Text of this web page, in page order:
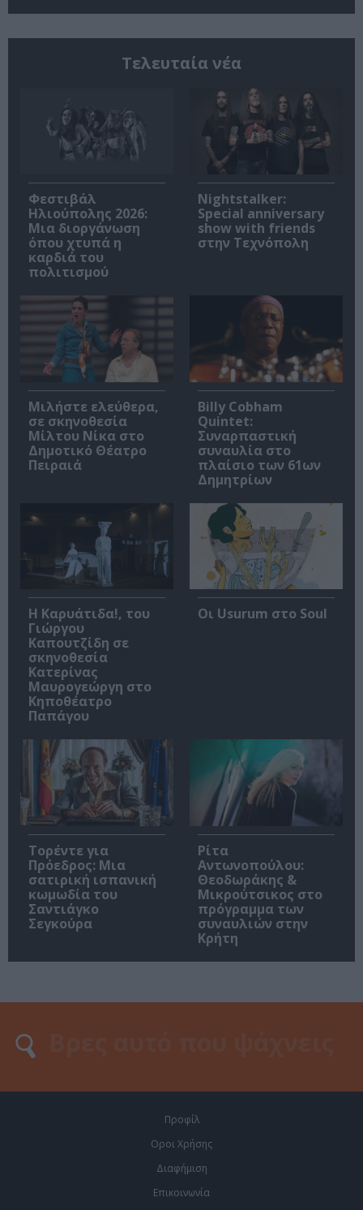
Τελευταία νέα
Φεστιβάλ
Ηλιούπολης 2026:
Μια διοργάνωση
όπου χτυπά η
καρδιά του
πολιτισμού
Nightstalker:
Special anniversary
show with friends
στην Τεχνόπολη
Μιλήστε ελεύθερα,
σε σκηνοθεσία
Μίλτου Νίκα στο
Δημοτικό Θέατρο
Πειραιά
Billy Cobham
Quintet:
Συναρπαστική
συναυλία στο
πλαίσιο των 61ων
Δημητρίων
Η Καρυάτιδα!, του
Γιώργου
Καπουτζίδη σε
σκηνοθεσία
Κατερίνας
Μαυρογεώργη στο
Κηποθέατρο
Παπάγου
Οι Usurum στο Soul
Τορέντε για
Πρόεδρος: Μια
σατιρική ισπανική
κωμωδία του
Σαντιάγκο
Σεγκούρα
Ρίτα
Αντωνοπούλου:
Θεοδωράκης &
Μικρούτσικος στο
πρόγραμμα των
συναυλιών στην
Κρήτη
Προφίλ
Οροι Χρήσης
Διαφήμιση
Επικοινωνία